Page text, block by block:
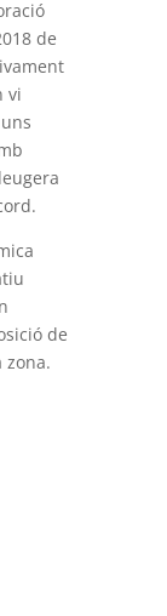
de
vi
de
zona.